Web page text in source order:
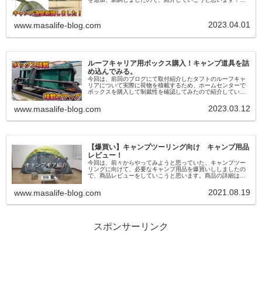
www.masalife-blog.com 2023.04.01
ルーフキャリア用ボックス購入！キャンプ道具を詰
め込んでみる。
今回は、前回のブログにて取付紹介したタフトのルーフキャ
リアについて実際に荷物を積載するため、ホームセンターで
ボックスを購入して制裁性を確認してみたので紹介していこ
www.masalife-blog.com 2023.03.12
【爆買い】キャンプツーリング向け キャンプ用品
レビュー！
今回は、前々からやってみようと思っていた、キャンプツー
リングに向けて、必要なキャンプ用品を爆買いししましたの
で、商品レビューをしていこうと思います。商品の詳細は感
www.masalife-blog.com 2021.08.19
スポンサーリンク